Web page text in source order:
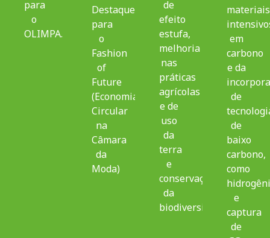
para
o
OLIMPA.
Destaque
para
o
Fashion
of
Future
(Economia
Circular
na
Câmara
da
Moda)
de
efeito
estufa,
melhoria
nas
práticas
agrícolas
e de
uso
da
terra
e
conservação
da
biodiversidade.
materiais
em
carbono
e da
de
de
baixo
carbono,
como
e
captura
de